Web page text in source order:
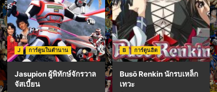
J การ์ตูนในตำนาน
Jasupion ผู้พิทักษ์จักรวาล
จัสเบี้ยน
B การ์ตูนฮิต
Busō Renkin นักรบเหล็ก
เทวะ